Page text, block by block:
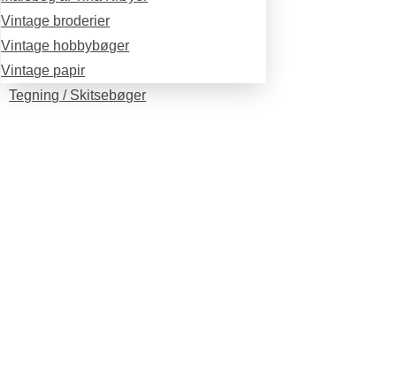
Vintage broderier
Vintage hobbybøger
Vintage papir
Tegning / Skitsebøger